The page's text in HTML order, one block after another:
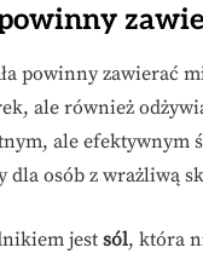
powinny zawierać
ale również
ale efektywnym
dla osób z wrażliwą
jestsól, która